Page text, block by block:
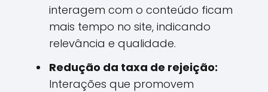
interagem com o conteúdo ficam
mais tempo no site, indicando
relevância e qualidade.
Redução da taxa de rejeição:
Interações que promovem